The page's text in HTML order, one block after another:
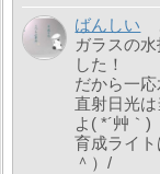
ばんしい
ガラスの
した！
だから一応
直射日光
よ( *´艸｀)
育成ライ
＾）/